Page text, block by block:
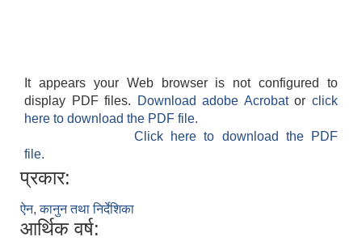
It appears your Web browser is not configured to
display PDF files.
Download adobe Acrobatorclick
here to download the PDF file.
Click here to download the PDF
file.
प्रकार:
ऐन, कानुन तथा निर्देशिका
आर्थिक वर्ष: